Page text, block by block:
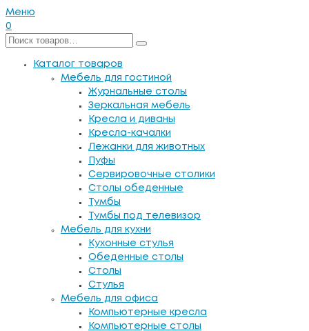
Меню
0
Каталог товаров
Мебель для гостиной
Журнальные столы
Зеркальная мебель
Кресла и диваны
Кресла-качалки
Лежанки для животных
Пуфы
Сервировочные столики
Столы обеденные
Тумбы
Тумбы под телевизор
Мебель для кухни
Кухонные стулья
Обеденные столы
Столы
Стулья
Мебель для офиса
Компьютерные кресла
Компьютерные столы